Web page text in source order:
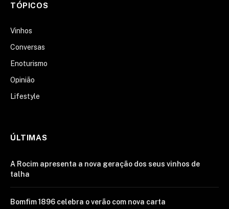
TÓPICOS
Vinhos
Conversas
Enoturismo
Opinião
Lifestyle
ÚLTIMAS
A Rocim apresenta a nova geração dos seus vinhos de
talha
Bomfim 1896 celebra o verão com nova carta